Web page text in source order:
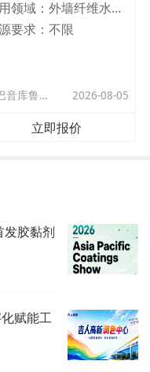
领域：
外墙纤维水泥板
要求：不限
巴音库鲁提镇,托帕口岸六号库房 2026-08-05
立即报价
发胶黏剂
赋能工